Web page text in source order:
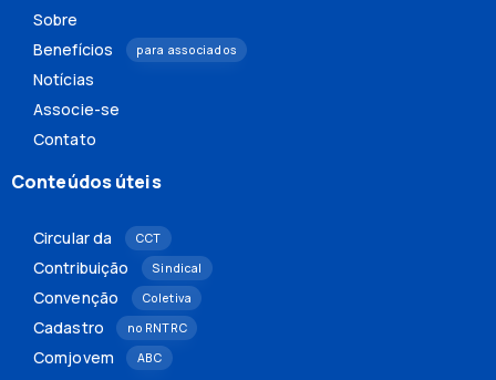
Sobre
Benefícios
para associados
Notícias
Associe-se
Contato
Conteúdos úteis
Circular da CCT
Contribuição Sindical
Convenção Coletiva
Cadastro no RNTRC
Comjovem ABC